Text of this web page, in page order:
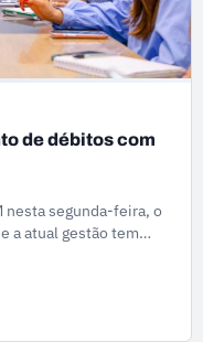
de débitos com
nesta segunda-feira, o
a atual gestão tem
assumiu o Governo do